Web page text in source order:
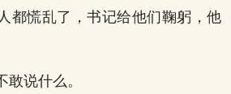
都慌乱了，书记给他们鞠躬，他
敢说什么。